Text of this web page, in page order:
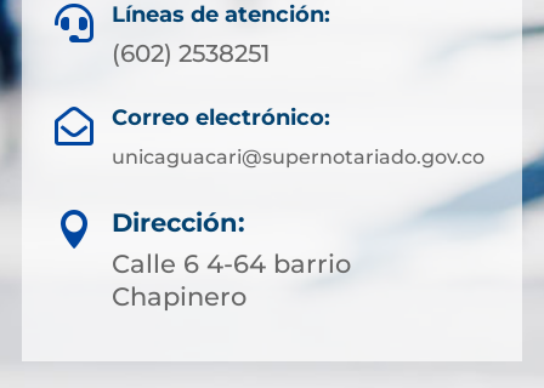
 Líneas de atención:
(602) 2538251
 Correo electrónico:
unicaguacari@supernotariado.gov.co

Dirección:
Calle 6 4-64 barrio
Chapinero